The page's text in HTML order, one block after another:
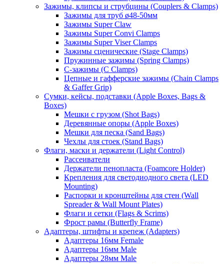
Зажимы, клипсы и струбцины (Couplers & Clamps)
Зажимы для труб ø48-50мм
Зажимы Super Claw
Зажимы Super Convi Clamps
Зажимы Super Viser Clamps
Зажимы сценические (Stage Clamps)
Пружинные зажимы (Spring Clamps)
С-зажимы (C Clamps)
Цепные и гафферские зажимы (Chain Clamps
& Gaffer Grip)
Сумки, кейсы, подставки (Apple Boxes, Bags &
Boxes)
Мешки с грузом (Shot Bags)
Деревянные опоры (Apple Boxes)
Мешки для песка (Sand Bags)
Чехлы для стоек (Stand Bags)
Флаги, маски и держатели (Light Control)
Рассеиватели
Держатели пенопласта (Foamcore Holder)
Крепления для светодиодного света (LED
Mounting)
Распорки и кронштейны для стен (Wall
Spreader & Wall Mount Plates)
Флаги и сетки (Flags & Scrims)
Фрост рамы (Butterfly Frame)
Адаптеры, штифты и крепеж (Adapters)
Адаптеры 16мм Female
Адаптеры 16мм Male
Адаптеры 28мм Male